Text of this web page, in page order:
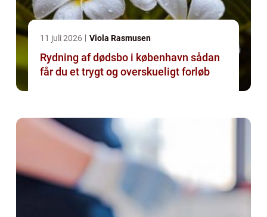
11 juli 2026 Viola Rasmusen
Rydning af dødsbo i københavn sådan
får du et trygt og overskueligt forløb